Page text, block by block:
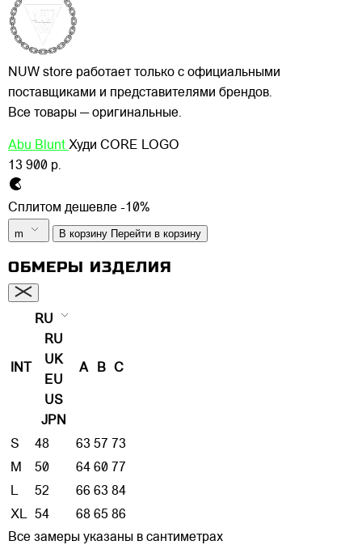
NUW store работает только с официальными
поставщиками и представителями брендов.
Все товары — оригинальные.
Abu Blunt Худи CORE LOGO
13 900 р.
Сплитом дешевле -10%
m В корзину Перейти в корзину
ОБМЕРЫ ИЗДЕЛИЯ
INT
RU
RU
UK
EU
US
JPN
A B C
S 48 63 57 73
M
50 64 60 77
L
52 66 63 84
XL 54 68 65 86
Все замеры указаны в сантиметрах